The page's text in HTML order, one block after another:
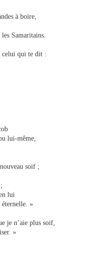
à boire,
Samaritains.
celui qui te dit :
lui-même,
soif ;
lui
éternelle. »
je n’aie plus soif,
»